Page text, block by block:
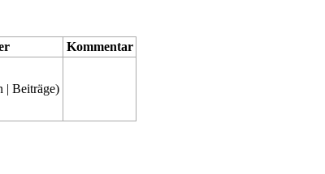
Kommentar
|Beiträge)